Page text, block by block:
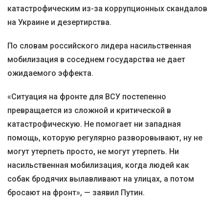
катастрофическим из-за коррупционных скандалов
на Украине и дезертирства.
По словам российского лидера насильственная
мобилизация в соседнем государства не дает
ожидаемого эффекта.
«Ситуация на фронте для ВСУ постепенно
превращается из сложной и критической в
катастрофическую. Не помогает ни западная
помощь, которую регулярно разворовывают, ну не
могут утерпеть просто, не могут утерпеть. Ни
насильственная мобилизация, когда людей как
собак бродячих вылавливают на улицах, а потом
бросают на фронт», — заявил Путин.